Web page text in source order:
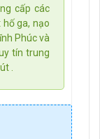
cấp các
ga, nạo
Phúc và
tín trung
.